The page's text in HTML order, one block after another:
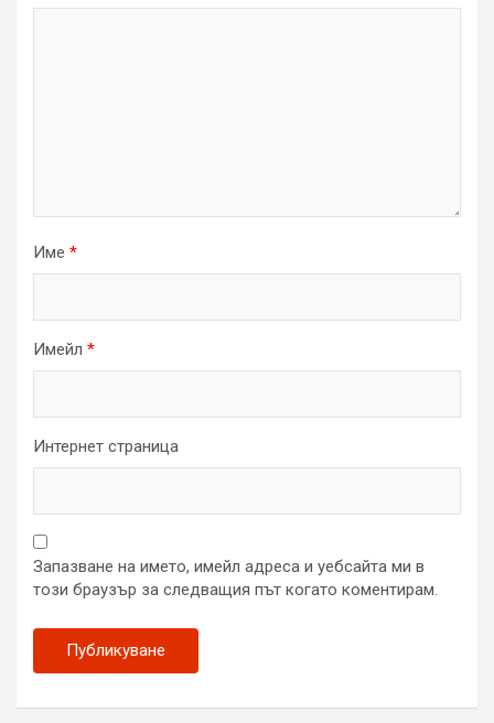
Име *
Имейл *
Интернет страница
Запазване на името, имейл адреса и уебсайта ми в
този браузър за следващия път когато коментирам.